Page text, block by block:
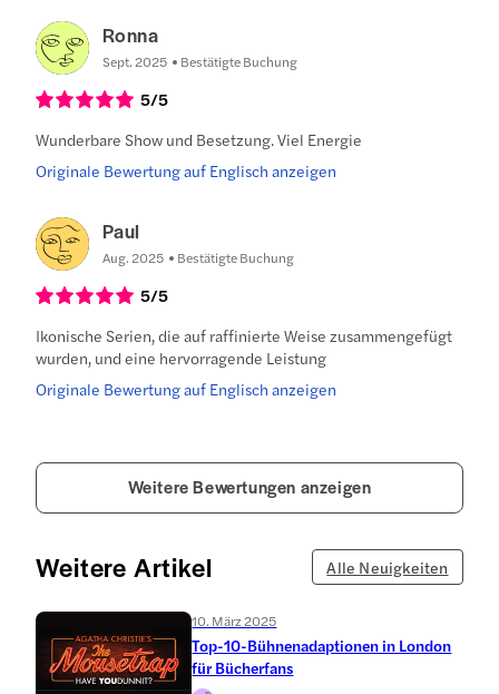
Ronna
Sept. 2025 Bestätigte Buchung
5/5
Wunderbare Show und Besetzung. Viel Energie
Originale Bewertung auf Englisch anzeigen
Paul
Aug. 2025 Bestätigte Buchung
5/5
Ikonische Serien, die auf raffinierte Weise zusammengefügt
wurden, und eine hervorragende Leistung
Originale Bewertung auf Englisch anzeigen
Weitere Bewertungen anzeigen
Weitere Artikel Alle Neuigkeiten
10. März 2025
Top-10-Bühnenadaptionen in London
für Bücherfans